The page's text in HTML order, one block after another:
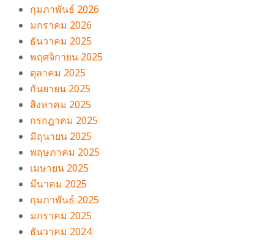
กุมภาพันธ์ 2026
มกราคม 2026
ธันวาคม 2025
พฤศจิกายน 2025
ตุลาคม 2025
กันยายน 2025
สิงหาคม 2025
กรกฎาคม 2025
มิถุนายน 2025
พฤษภาคม 2025
เมษายน 2025
มีนาคม 2025
กุมภาพันธ์ 2025
มกราคม 2025
ธันวาคม 2024